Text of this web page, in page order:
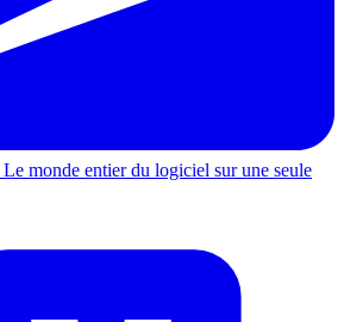
Le monde entier du logiciel sur une seule